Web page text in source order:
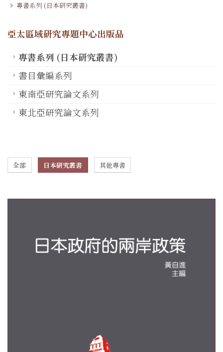
專書系列 (日本研究叢書)
亞太區域研究專題中心出版品
專書系列 (日本研究叢書)
書目彙編系列
東南亞研究論文系列
東北亞研究論文系列
全部 日本研究叢書 其他專書